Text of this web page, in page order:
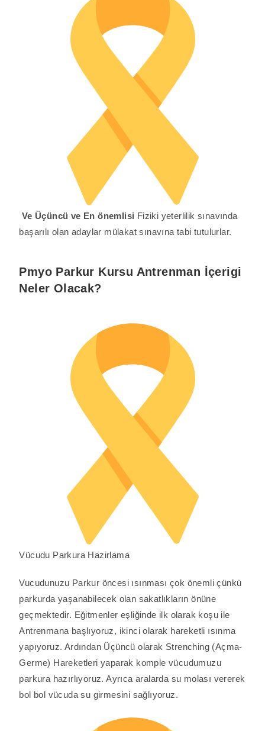
Ve Üçüncü ve En önemlisi Fiziki yeterlilik sınavında
başarılı olan adaylar mülakat sınavına tabi tutulurlar.
Pmyo Parkur Kursu Antrenman İçerigi
Neler Olacak?
Vücudu Parkura Hazirlama
Vucudunuzu Parkur öncesi ısınması çok önemli çünkü
parkurda yaşanabilecek olan sakatlıkların önüne
geçmektedir. Eğitmenler eşliğinde ilk olarak koşu ile
Antrenmana başlıyoruz, ikinci olarak hareketli ısınma
yapıyoruz. Ardından Üçüncü olarak Strenching (Açma-
Germe) Hareketleri yaparak komple vücudumuzu
parkura hazırlıyoruz. Ayrıca aralarda su molası vererek
bol bol vücuda su girmesini sağlıyoruz.